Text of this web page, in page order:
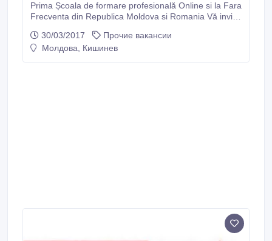
Prima Școala de formare profesională Online si la Fara
Frecventa din Republica Moldova si Romania Vă invită
la Fara Frecventa si Online, la prețul de doar 750 lei.
Plus primiți CADOU Cursuri de LIMBA ENGLEZA
30/03/2017
Прочие вакансии
Молдова, Кишинев